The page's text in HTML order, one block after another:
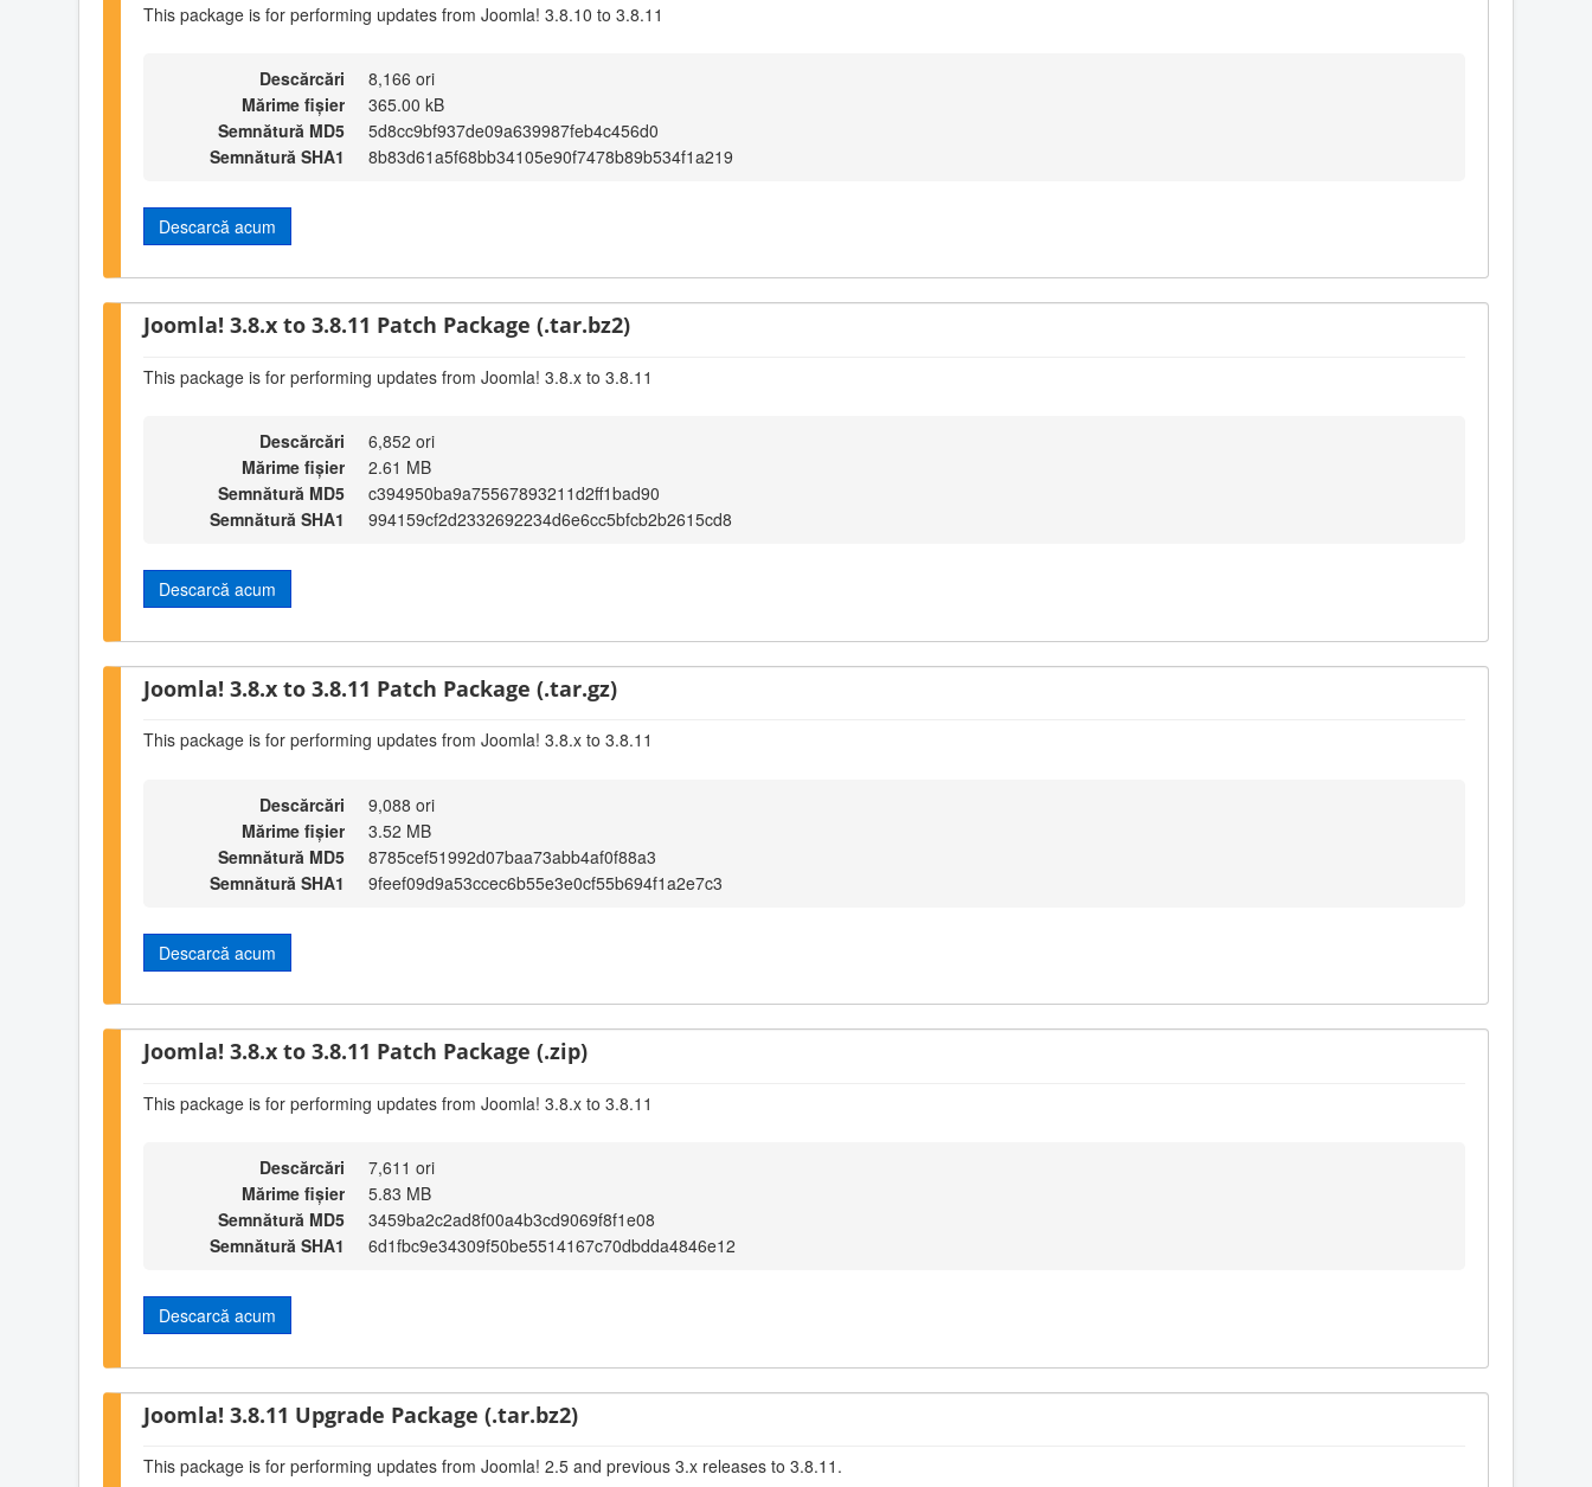
This package is for performing updates from Joomla! 3.8.10 to 3.8.11
Descărcări
8,166 ori
Mărime fișier
365.00 kB
Semnătură MD5
5d8cc9bf937de09a639987feb4c456d0
Semnătură SHA1
8b83d61a5f68bb34105e90f7478b89b534f1a219
Descarcă acum
Joomla! 3.8.x to 3.8.11 Patch Package (.tar.bz2)
This package is for performing updates from Joomla! 3.8.x to 3.8.11
Descărcări
6,852 ori
Mărime fișier
2.61 MB
Semnătură MD5
c394950ba9a75567893211d2ff1bad90
Semnătură SHA1
994159cf2d2332692234d6e6cc5bfcb2b2615cd8
Descarcă acum
Joomla! 3.8.x to 3.8.11 Patch Package (.tar.gz)
This package is for performing updates from Joomla! 3.8.x to 3.8.11
Descărcări
9,088 ori
Mărime fișier
3.52 MB
Semnătură MD5
8785cef51992d07baa73abb4af0f88a3
Semnătură SHA1
9feef09d9a53ccec6b55e3e0cf55b694f1a2e7c3
Descarcă acum
Joomla! 3.8.x to 3.8.11 Patch Package (.zip)
This package is for performing updates from Joomla! 3.8.x to 3.8.11
Descărcări
7,611 ori
Mărime fișier
5.83 MB
Semnătură MD5
3459ba2c2ad8f00a4b3cd9069f8f1e08
Semnătură SHA1
6d1fbc9e34309f50be5514167c70dbdda4846e12
Descarcă acum
Joomla! 3.8.11 Upgrade Package (.tar.bz2)
This package is for performing updates from Joomla! 2.5 and previous 3.x releases to 3.8.11.